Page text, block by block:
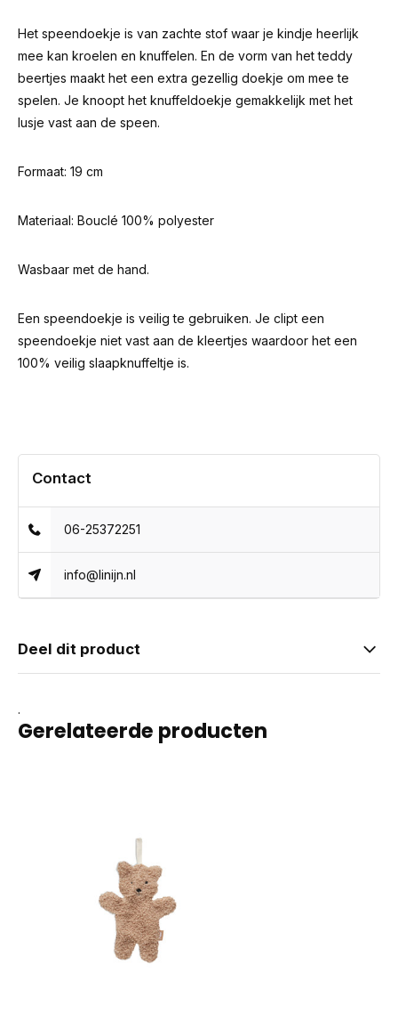
Het speendoekje is van zachte stof waar je kindje heerlijk
mee kan kroelen en knuffelen. En de vorm van het teddy
beertjes maakt het een extra gezellig doekje om mee te
spelen. Je knoopt het knuffeldoekje gemakkelijk met het
lusje vast aan de speen.
Formaat: 19 cm
Materiaal: Bouclé 100% polyester
Wasbaar met de hand.
Een speendoekje is veilig te gebruiken. Je clipt een
speendoekje niet vast aan de kleertjes waardoor het een
100% veilig slaapknuffeltje is.
Contact
06-25372251
info@linijn.nl
Deel dit product
.
Gerelateerde producten